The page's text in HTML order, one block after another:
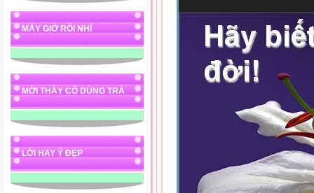
MẤY GIỜ RỒI NHỈ
MỜI THẦY CÔ DÙNG TRÀ
LỜI HAY Ý ĐẸP